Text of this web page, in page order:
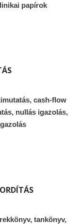
papírok
cash-flow
nullás igazolás,
tankönyv,